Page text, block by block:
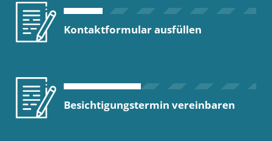
Kontaktformular ausfüllen
Besichtigungstermin vereinbaren